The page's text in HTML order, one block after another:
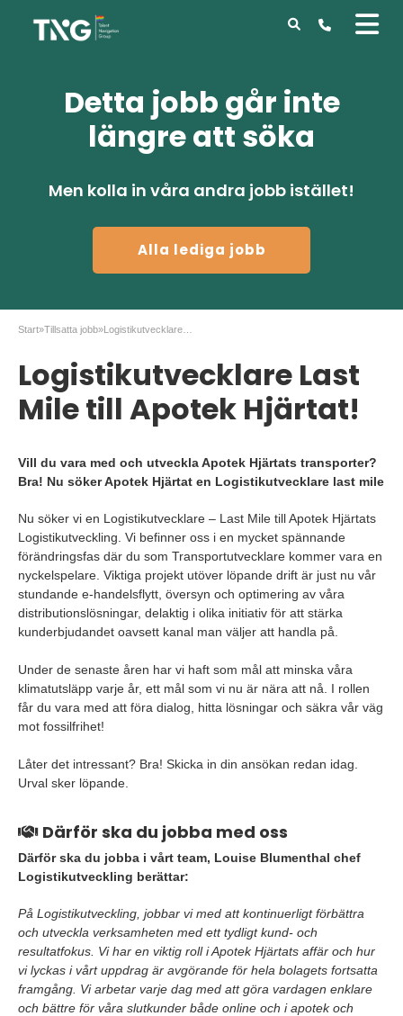
Detta jobb går inte
längre att söka
Men kolla in våra andra jobb istället!
Alla lediga jobb
Start»Tillsatta jobb»
Logistikutvecklare Last
Mile till Apotek Hjärtat!
Vill du vara med och utveckla Apotek Hjärtats transporter?
Bra! Nu söker Apotek Hjärtat en Logistikutvecklare last mile
Nu söker vi en Logistikutvecklare – Last Mile till Apotek Hjärtats
Logistikutveckling. Vi befinner oss i en mycket spännande
förändringsfas där du som Transportutvecklare kommer vara en
nyckelspelare. Viktiga projekt utöver löpande drift är just nu vår
stundande e-handelsflytt, översyn och optimering av våra
distributionslösningar, delaktig i olika initiativ för att stärka
kunderbjudandet oavsett kanal man väljer att handla på.
Under de senaste åren har vi haft som mål att minska våra
klimatutsläpp varje år, ett mål som vi nu är nära att nå. I rollen
får du vara med att föra dialog, hitta lösningar och säkra vår väg
mot fossilfrihet!
Låter det intressant? Bra! Skicka in din ansökan redan idag.
Urval sker löpande.
Därför ska du jobba med oss
Därför ska du jobba i vårt team, Louise Blumenthal chef
Logistikutveckling berättar:
På Logistikutveckling, jobbar vi med att kontinuerligt förbättra
och utveckla verksamheten med ett tydligt kund- och
resultatfokus. Vi har en viktig roll i Apotek Hjärtats affär och hur
vi lyckas i vårt uppdrag är avgörande för hela bolagets fortsatta
framgång. Vi arbetar varje dag med att göra vardagen enklare
och bättre för våra slutkunder både online och i apotek och